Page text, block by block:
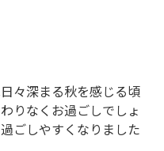
々深まる秋を感じる頃
りなくお過ごしでしょ
ごしやすくなりました